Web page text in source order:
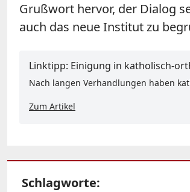
Grußwort hervor, der Dialog
auch das neue Institut zu
Linktipp: Einigung in katholisch-
Nach langen Verhandlungen haben
Zum Artikel
Schlagworte: